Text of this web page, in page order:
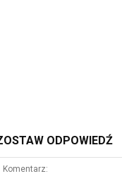
ODPOWIEDŹ